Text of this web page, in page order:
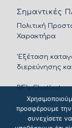
Σημαντικές
Πολιτική
Χαρακτήρα
'Εξέταση
διερεύνησης
RIF’s Chatbot
προσφέρουμε την
συνεχίσετε